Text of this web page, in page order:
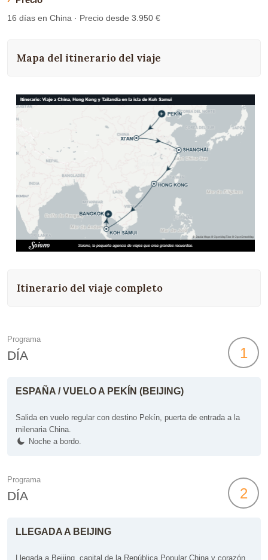
16 días en China · Precio desde 3.950 €
Mapa del itinerario del viaje
Itinerario del viaje completo
Programa
DÍA 1
ESPAÑA / VUELO A PEKÍN (BEIJING)
Salida en vuelo regular con destino Pekín, puerta de entrada a la
milenaria China.
Noche a bordo.
Programa
DÍA 2
LLEGADA A BEIJING
Llegada a Beijing, capital de la República Popular China y corazón